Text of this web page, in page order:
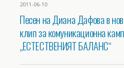
2011-06-10
Песен на Диана Дафова в
клип за комуникационна
„ЕСТЕСТВЕНИЯТ БАЛАНС“